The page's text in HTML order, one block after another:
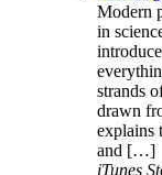
Modern
in
strands
drawn
explains
and […]
iTunes